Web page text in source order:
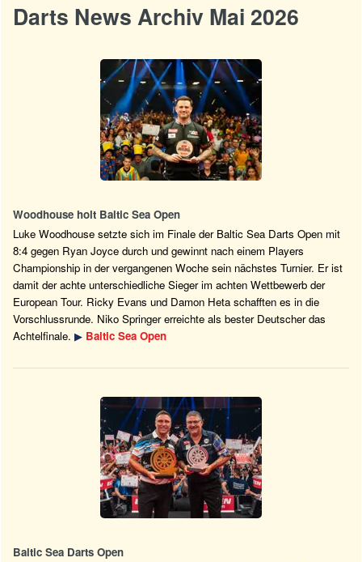
Darts News Archiv Mai 2026
Woodhouse holt Baltic Sea Open
Luke Woodhouse setzte sich im Finale der Baltic Sea Darts Open mit
8:4 gegen Ryan Joyce durch und gewinnt nach einem Players
Championship in der vergangenen Woche sein nächstes Turnier. Er ist
damit der achte unterschiedliche Sieger im achten Wettbewerb der
European Tour. Ricky Evans und Damon Heta schafften es in die
Vorschlussrunde. Niko Springer erreichte als bester Deutscher das
Achtelfinale. ▶ Baltic Sea Open
Baltic Sea Darts Open